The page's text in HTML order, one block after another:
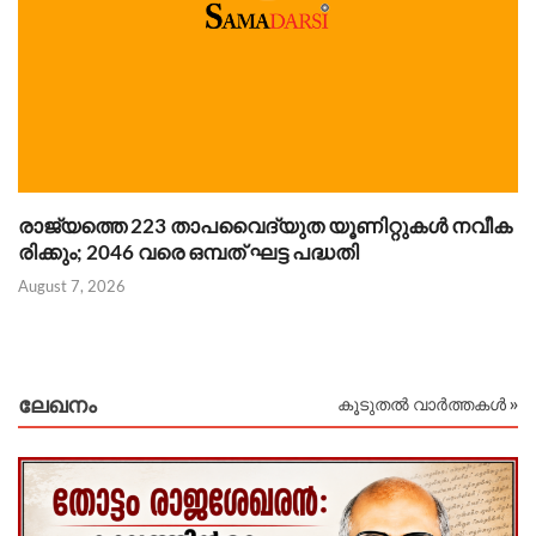
രാജ്യത്തെ 223 താപവൈദ്യുത യൂണിറ്റുകൾ നവീക
രിക്കും; 2046 വരെ ഒമ്പത് ഘട്ട പദ്ധതി
August 7, 2026
ലേഖനം കൂടുതൽ വാർത്തകൾ »